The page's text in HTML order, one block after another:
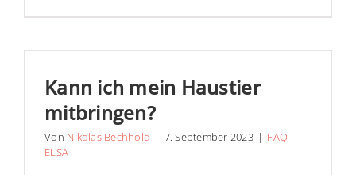
sind
Kann ich mein Haustier
mitbringen?
Von Nikolas Bechhold | 7. September 2023 | FAQ
ELSA